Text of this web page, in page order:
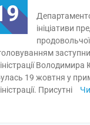
ініціативи
19 жовтня у
Присутні